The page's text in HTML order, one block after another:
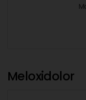
Meloxidolor